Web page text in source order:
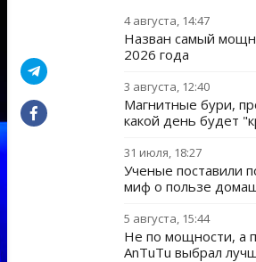
4 августа, 14:47
Назван самый
2026 года
3 августа, 12:40
Магнитные бури,
какой день будет
31 июля, 18:27
Ученые поставили
миф о пользе
5 августа, 15:44
Не по мощности, а
AnTuTu выбрал